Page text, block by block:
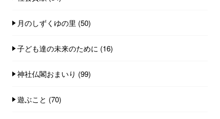
月のしずくゆの里 (50)
子ども達の未来のために (16)
神社仏閣おまいり (99)
遊ぶこと (70)